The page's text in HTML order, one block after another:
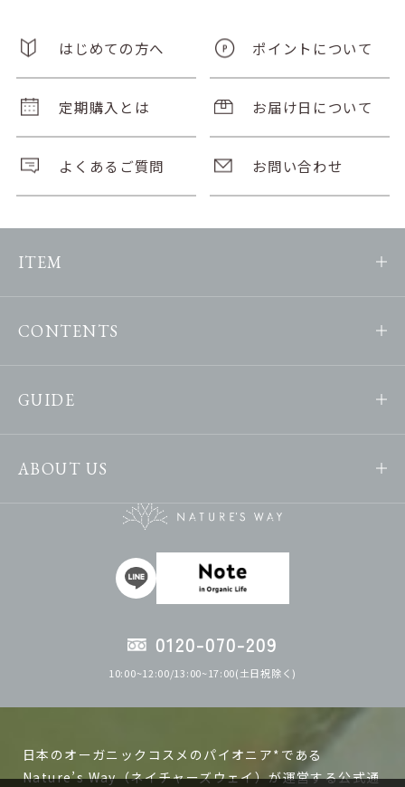
はじめての方へ ポイントについて
定期購入とは お届け日について
よくあるご質問 お問い合わせ
ITEM
CONTENTS
GUIDE
ABOUT US
0120-070-209
10:00~12:00/13:00~17:00(土日祝除く)
日本のオーガニックコスメのパイオニア*である
Nature’s Way（ネイチャーズウェイ）が運営する公式通